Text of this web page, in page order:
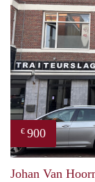
€ 900
Johan Van